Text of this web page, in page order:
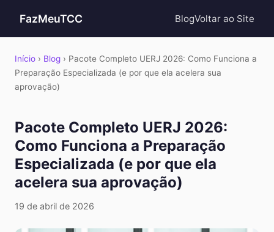
FazMeuTCC BlogVoltar ao Site
Início › Blog › Pacote Completo UERJ 2026: Como Funciona a
Preparação Especializada (e por que ela acelera sua
aprovação)
Pacote Completo UERJ 2026:
Como Funciona a Preparação
Especializada (e por que ela
acelera sua aprovação)
19 de abril de 2026